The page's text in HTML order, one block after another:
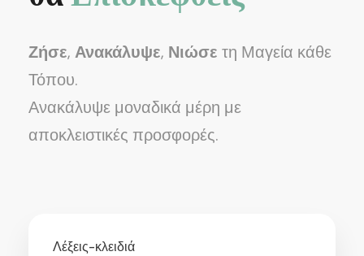
Ζήσε, Ανακάλυψε, Νιώσε τη Μαγεία κάθε
Τόπου.
Ανακάλυψε μοναδικά μέρη με
αποκλειστικές προσφορές.
Λέξεις-κλειδιά